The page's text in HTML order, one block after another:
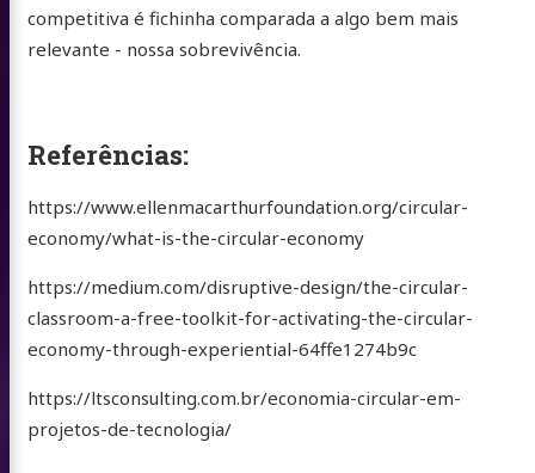
competitiva é fichinha comparada a algo bem mais
relevante - nossa sobrevivência.
Referências:
https://www.ellenmacarthurfoundation.org/circular-
economy/what-is-the-circular-economy
https://medium.com/disruptive-design/the-circular-
classroom-a-free-toolkit-for-activating-the-circular-
economy-through-experiential-64ffe1274b9c
https://ltsconsulting.com.br/economia-circular-em-
projetos-de-tecnologia/